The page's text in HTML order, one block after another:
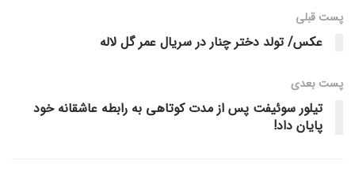
پست قبلی
عکس/ تولد دختر چنار در سریال عمر گل لاله
پست‌ بعدی
تیلور سوئیفت پس از مدت کوتاهی به رابطه عاشقانه خود
پایان داد!